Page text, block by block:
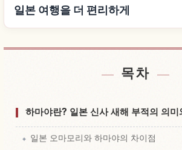
일본 여행을 더 편리하게
일본 근처 숙소 찾기↗
일본 체험 찾기 ↗
목차
하마야란? 일본 신사 새해 부적의 의미
일본 오마모리와 하마야의 차이점